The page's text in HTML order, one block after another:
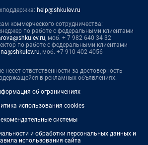
help@shkulev.ru
коммерческого сотрудничества:
по работе с федеральными клиентами
, моб. + 7 982 640 34 32
по работе с федеральными клиентами
, моб. +7 910 402 4056
несет ответственности за достоверность
в рекламных объявлениях.
об ограничениях
использования cookies
системы
и обработки персональных данных и
использования сайта